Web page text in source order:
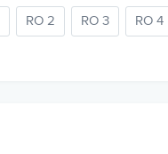
RO 2 RO 3 RO 4